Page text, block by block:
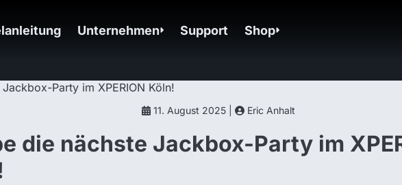
Unternehmen Support Shop
11. August 2025 | Eric Anhalt
die nächste Jackbox-Party im